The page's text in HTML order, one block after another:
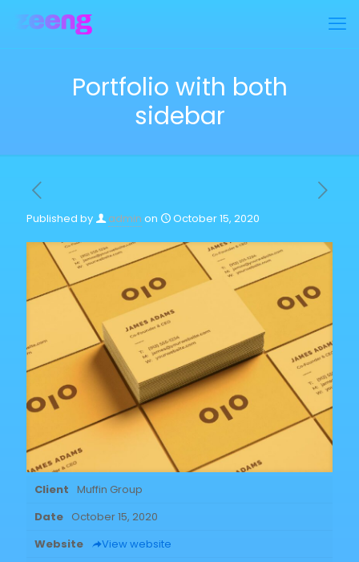
Portfolio with both
sidebar
Published by admin on October 15, 2020
Client Muffin Group
Date October 15, 2020
Website
View website